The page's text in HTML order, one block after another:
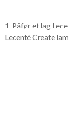
1. Påfør et lag
Lecenté Create